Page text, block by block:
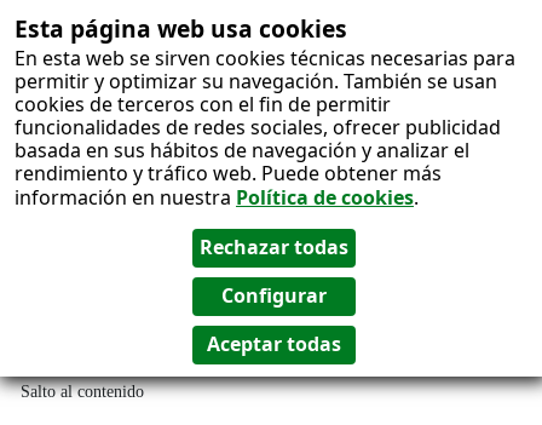
Esta página web usa cookies
En esta web se sirven cookies técnicas necesarias para
permitir y optimizar su navegación. También se usan
cookies de terceros con el fin de permitir
funcionalidades de redes sociales, ofrecer publicidad
basada en sus hábitos de navegación y analizar el
rendimiento y tráfico web. Puede obtener más
información en nuestra Política de cookies.
Salto al contenido